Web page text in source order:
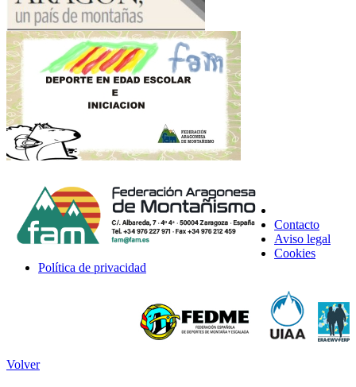
Contacto
Aviso legal
Cookies
Política de privacidad
Volver